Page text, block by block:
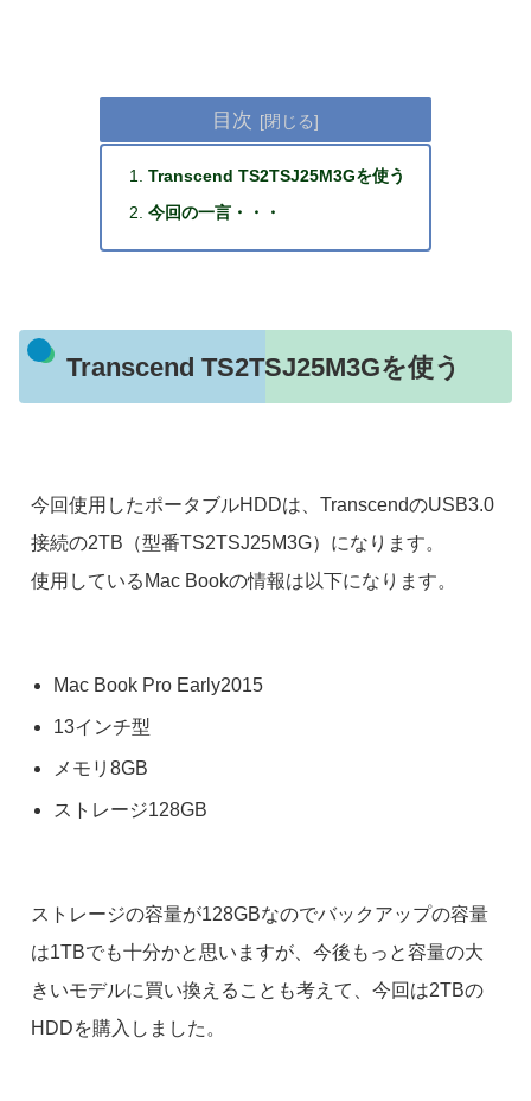
目次
Transcend TS2TSJ25M3Gを使う
今回の一言・・・
Transcend TS2TSJ25M3Gを使う
今回使用したポータブルHDDは、TranscendのUSB3.0
接続の2TB（型番TS2TSJ25M3G）になります。
使用しているMac Bookの情報は以下になります。
Mac Book Pro Early2015
13インチ型
メモリ8GB
ストレージ128GB
ストレージの容量が128GBなのでバックアップの容量
は1TBでも十分かと思いますが、今後もっと容量の大
きいモデルに買い換えることも考えて、今回は2TBの
HDDを購入しました。